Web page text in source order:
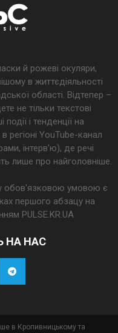
й рожеві окуляри,
в життєдіяльності
області. Відтепер –
не тільки текстові
і тенденції на
регіоні YouTube-канал
інтерв’ю), де речі
лише про найголовніше.
обов'язковою умовою є
першого абзацу на
PULSE.KR.UA
НА НАС
в Кропивницькому та